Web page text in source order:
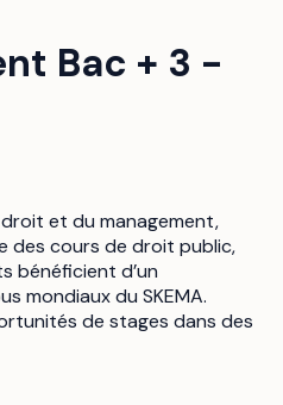
Bac + 3 -
droit et du management,
des cours de droit public,
bénéficient d’un
mondiaux du SKEMA.
de stages dans des